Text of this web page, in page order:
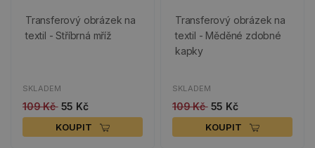
Transferový obrázek na
textil - Stříbrná mříž
SKLADEM
109 Kč 55 Kč
KOUPIT
Transferový obrázek na
textil - Měděné zdobné
kapky
SKLADEM
109 Kč 55 Kč
KOUPIT